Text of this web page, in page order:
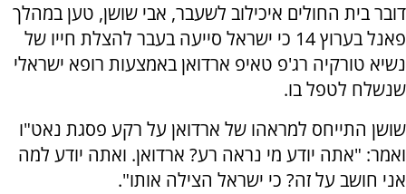
דובר בית החולים איכילוב לשעבר, אבי שושן, טען במהלך
פאנל בערוץ 14 כי ישראל סייעה בעבר להצלת חייו של
נשיא טורקיה רג'פ טאיפ ארדואן באמצעות רופא ישראלי
שנשלח לטפל בו.
שושן התייחס למראהו של ארדואן על רקע פסגת נאט"ו
ואמר: "אתה יודע מי נראה רע? ארדואן. ואתה יודע למה
אני חושב על זה? כי ישראל הצילה אותו".